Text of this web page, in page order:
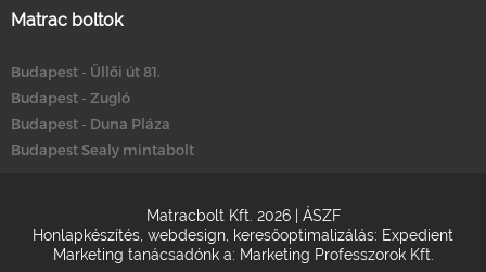
Matrac boltok
Budapest - Üllői út 81.
Budapest - Zugló
Budapest - Duna Pláza
Budapest Sealy mintabolt
Matracbolt Kft. 2026 | ÁSZF
Honlapkészítés webdesign keresőoptimalizálás: Expedient
Marketing tanácsadónk a: Marketing Professzorok Kft.